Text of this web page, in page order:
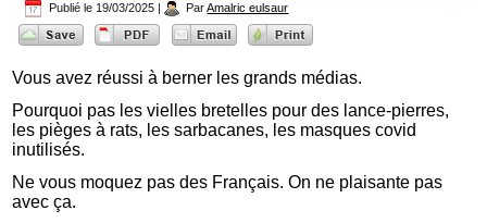
Publié le 19/03/2025 | Par Amalric eulsaur
Vous avez réussi à berner les grands médias.
Pourquoi pas les vielles bretelles pour des lance-pierres,
les pièges à rats, les sarbacanes, les masques covid
inutilisés.
Ne vous moquez pas des Français. On ne plaisante pas
avec ça.